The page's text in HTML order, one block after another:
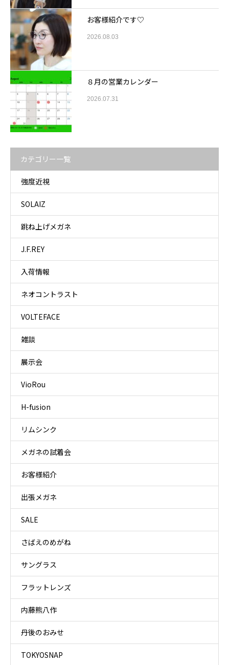
お客様紹介です♡
2026.08.03
８月の営業カレンダー
2026.07.31
カテゴリー一覧
強度近視
SOLAIZ
跳ね上げメガネ
J.F.REY
入荷情報
ネオコントラスト
VOLTEFACE
雑談
展示会
VioRou
H-fusion
リムシンク
メガネの試着会
お客様紹介
出張メガネ
SALE
さばえのめがね
サングラス
フラットレンズ
内藤熊八作
丹後のおみせ
TOKYOSNAP